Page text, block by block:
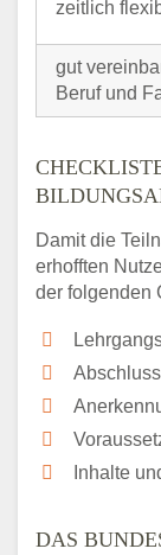
zeitlich
gut
Beruf und
Damit die
erhofften
der folgenden
Abschluss
Inhalte
DAS